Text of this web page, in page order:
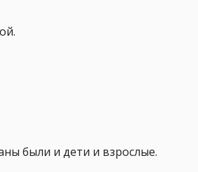
были и дети и взрослые.